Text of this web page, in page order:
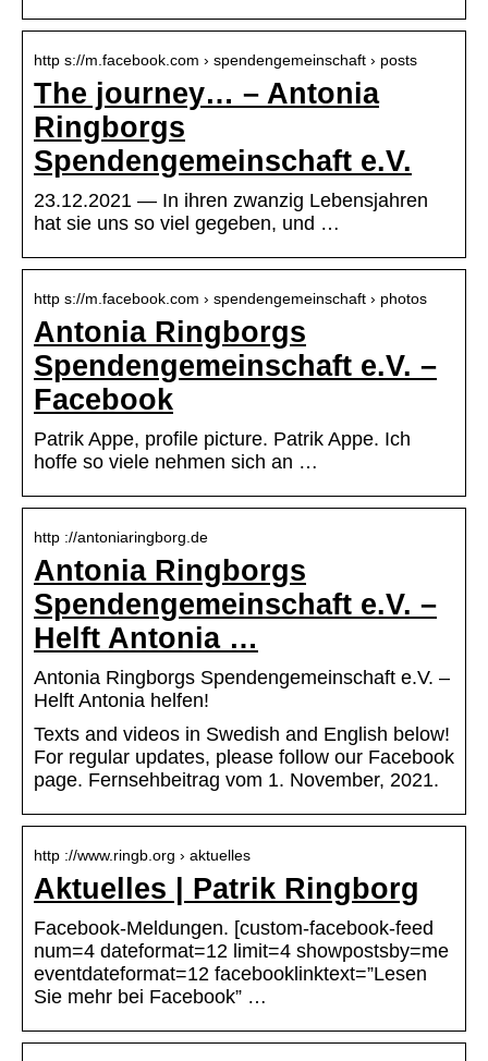
http s://m.facebook.com › spendengemeinschaft › posts
The journey… – Antonia
Ringborgs
Spendengemeinschaft e.V.
23.12.2021 — In ihren zwanzig Lebensjahren
hat sie uns so viel gegeben, und …
http s://m.facebook.com › spendengemeinschaft › photos
Antonia Ringborgs
Spendengemeinschaft e.V. –
Facebook
Patrik Appe, profile picture. Patrik Appe. Ich
hoffe so viele nehmen sich an …
http ://antoniaringborg.de
Antonia Ringborgs
Spendengemeinschaft e.V. –
Helft Antonia …
Antonia Ringborgs Spendengemeinschaft e.V. –
Helft Antonia helfen!
Texts and videos in Swedish and English below!
For regular updates, please follow our Facebook
page. Fernsehbeitrag vom 1. November, 2021.
http ://www.ringb.org › aktuelles
Aktuelles | Patrik Ringborg
Facebook-Meldungen. [custom-facebook-feed
num=4 dateformat=12 limit=4 showpostsby=me
eventdateformat=12 facebooklinktext=”Lesen
Sie mehr bei Facebook” …